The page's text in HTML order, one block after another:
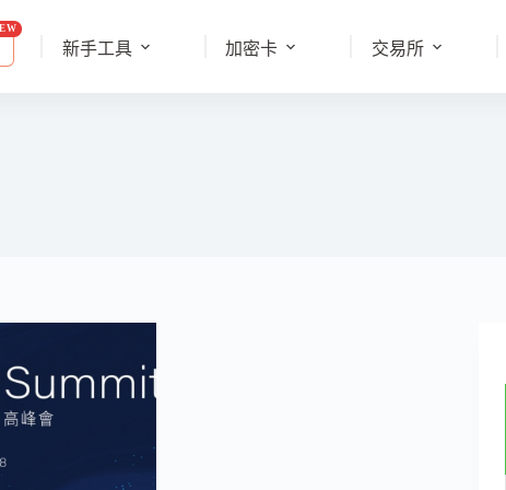
新手工具 加密卡 交易所